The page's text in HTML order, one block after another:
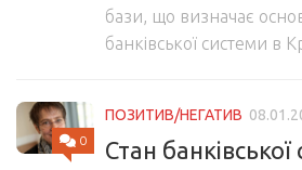
бази, що визначає
банківської системи в
0
ПОЗИТИВ/НЕГАТИВ
Стан